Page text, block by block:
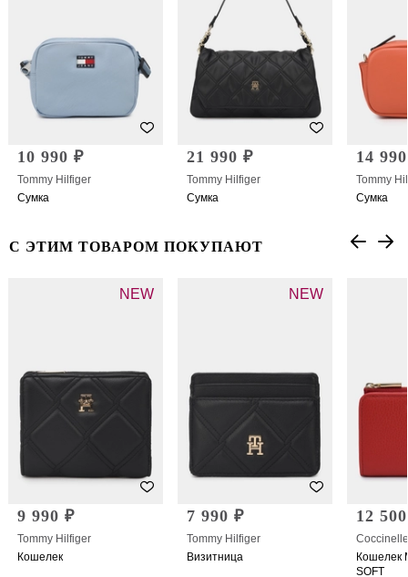
10 990 ₽
Tommy Hilfiger
Сумка
21 990 ₽
Tommy Hilfiger
Сумка
14
Tommy
Сумка
С ЭТИМ ТОВАРОМ ПОКУПАЮТ
NEW
9 990 ₽
Tommy Hilfiger
Кошелек
NEW
7 990 ₽
Tommy Hilfiger
Визитница
12
Coccinelle
Кошелек
SOFT